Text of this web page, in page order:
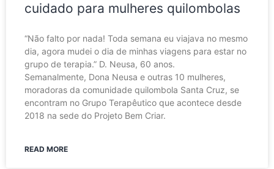
cuidado para mulheres quilombolas
“Não falto por nada! Toda semana eu viajava no mesmo
dia, agora mudei o dia de minhas viagens para estar no
grupo de terapia.” D. Neusa, 60 anos.
Semanalmente, Dona Neusa e outras 10 mulheres,
moradoras da comunidade quilombola Santa Cruz, se
encontram no Grupo Terapêutico que acontece desde
2018 na sede do Projeto Bem Criar.
READ MORE